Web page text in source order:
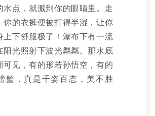
水点，就溅到你的眼睛里。走
你的衣裤便被打得半湿，让你
上下舒服极了！瀑布下有一流
阳光照射下波光粼粼。那水底
可见，有的形若孙悟空，有的
蟹，真是千姿百态，美不胜